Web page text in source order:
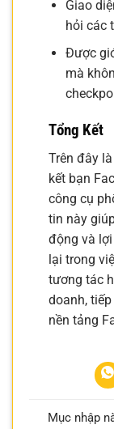
Giao
hỏi các
Được
mà
Tổng Kết
Trên đây
kết bạn
công cụ
tin này
động và
lại trong
tương tác
doanh,
nền tảng
Mục nhập